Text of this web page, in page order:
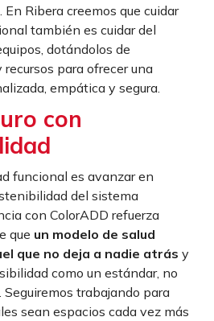
Ribera creemos que cuidar
también es cuidar del
dotándolos de
para ofrecer una
empática y segura.
con
funcional es avanzar en
del sistema
con ColorADD refuerza
que un modelo de salud
que no deja a nadie atrás y
como un estándar, no
trabajando para
sean espacios cada vez más